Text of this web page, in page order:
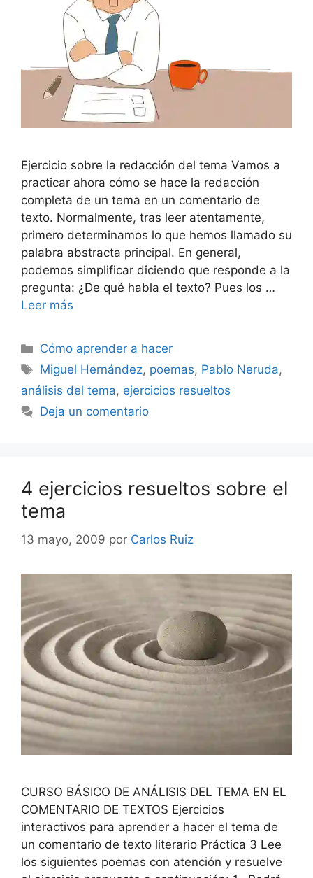
Ejercicio sobre la redacción del tema Vamos a
practicar ahora cómo se hace la redacción
completa de un tema en un comentario de
texto. Normalmente, tras leer atentamente,
primero determinamos lo que hemos llamado su
palabra abstracta principal. En general,
podemos simplificar diciendo que responde a la
pregunta: ¿De qué habla el texto? Pues los …
Leer más
Categorías
Cómo aprender a hacer
Etiquetas
Miguel Hernández, poemas, Pablo Neruda,
análisis del tema, ejercicios resueltos
Deja un comentario
4 ejercicios resueltos sobre el
tema
13 mayo, 2009 por Carlos Ruiz
CURSO BÁSICO DE ANÁLISIS DEL TEMA EN EL
COMENTARIO DE TEXTOS Ejercicios
interactivos para aprender a hacer el tema de
un comentario de texto literario Práctica 3 Lee
los siguientes poemas con atención y resuelve